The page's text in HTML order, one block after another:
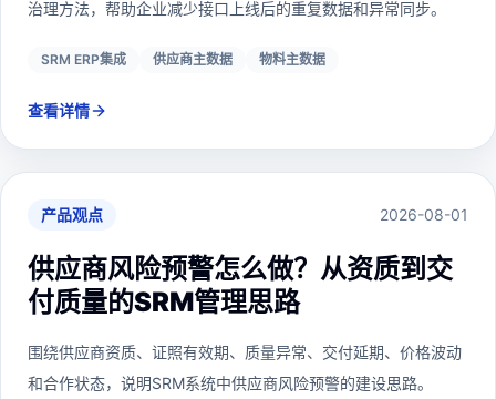
治理方法，帮助企业减少接口上线后的重复数据和异常同步。
SRM ERP集成 供应商主数据 物料主数据
查看详情
产品观点 2026-08-01
供应商风险预警怎么做？从资质到交
付质量的SRM管理思路
围绕供应商资质、证照有效期、质量异常、交付延期、价格波动
和合作状态，说明SRM系统中供应商风险预警的建设思路。